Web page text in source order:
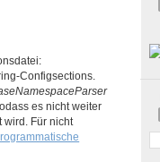
Configsections.
es nicht weiter
wird. Für nicht